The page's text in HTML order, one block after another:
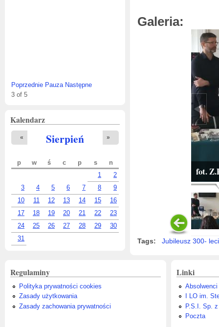
Poprzednie Pauza Następne
3 of 5
Kalendarz
Sierpień
« »
p w ś c p s
n
1
2
3
4 5 6 7 8
9
10
11 12 13 14 15
16
17
18 19 20 21 22
23
24
25 26 27 28 29
30
31
Galeria:
fot.
Tags: Jubileusz 300-
Regulaminy
Polityka prywatności cookies
Zasady użytkowania
Zasady zachowania prywatności
Linki
Absolwenci
I LO im.
P.S.I. Sp.
Poczta